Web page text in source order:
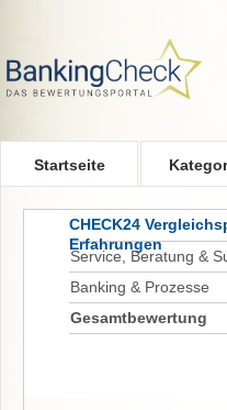
Startseite
CHECK24
Erfahrungen
Service, Beratung &
Banking & Prozesse
Gesamtbewertung